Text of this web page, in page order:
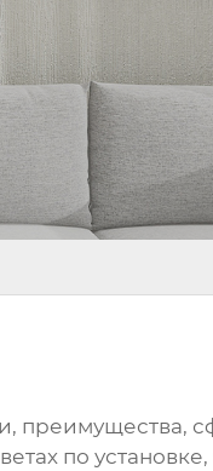
преимущества,
по установке,